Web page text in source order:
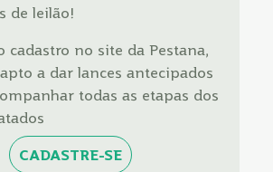
de leilão!
cadastro no site da Pestana,
a dar lances antecipados
todas as etapas dos
CADASTRE-SE